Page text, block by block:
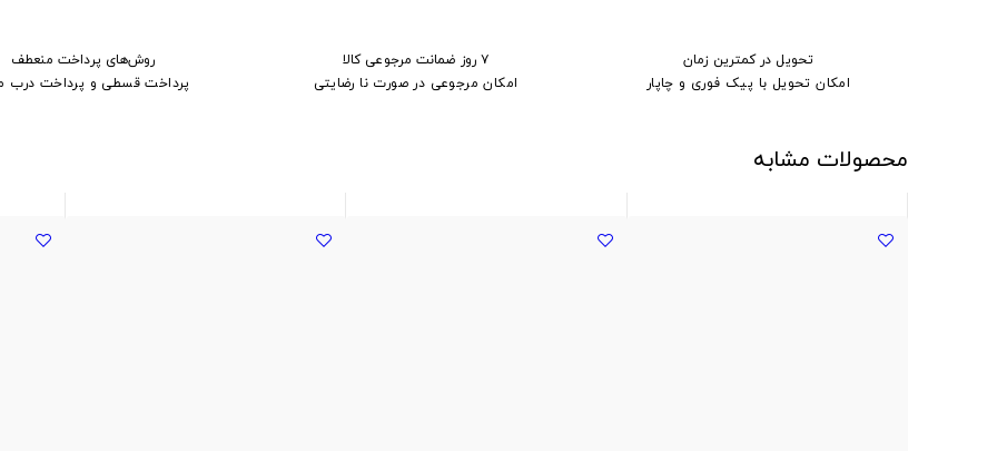
تحویل در کمترین زمان
امکان تحویل با پیک فوری و چاپار
۷ روز ضمانت مرجوعی کالا
امکان مرجوعی در صورت نا رضایتی
روش‌های پرداخت منعطف
پرداخت قسطی و پرداخت درب
محصولات مشابه